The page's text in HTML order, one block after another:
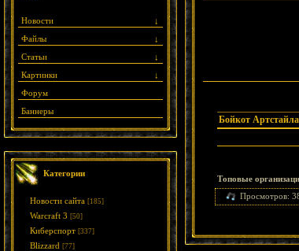
↓
Новости
↓
Файлы
↓
Статьи
↓
Картинки
Форум
Баннеры
Категории
Новости сайта [185]
Warcraft 3 [50]
Киберспорт [337]
Blizzard [77]
Бойкот Артстайла
Топовые
Просмотров: